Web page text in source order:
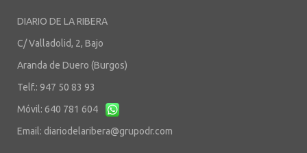
DIARIO DE LA RIBERA
C/ Valladolid, 2, Bajo
Aranda de Duero (Burgos)
Telf.: 947 50 83 93
Móvil: 640 781 604
Email: diariodelaribera@grupodr.com